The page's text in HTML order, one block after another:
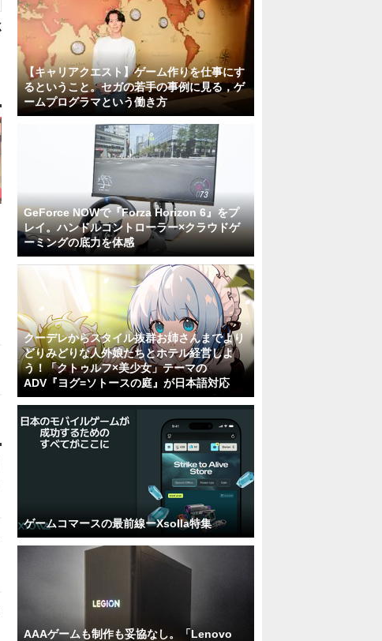
【キャリアクエスト】ゲーム作りを仕事にす
るということ。セガの若手の事例に見る，ゲ
ームプログラマという働き方
GeForce NOWで『Forza Horizon 6』をプ
レイ。ハンドルコントローラー×クラウドゲ
ーミングの底力を体感
クーデレからスタイル抜群お姉さんまでより
どりみどりな人外娘たちとホテル経営しよ
う！「クトゥルフ×美少女」テーマの
ADV『ヨグ=ソトースの庭』が日本語対応
ゲームコマースの最前線ーXsolla特集
AAAゲームも制作も妥協なし。「Lenovo